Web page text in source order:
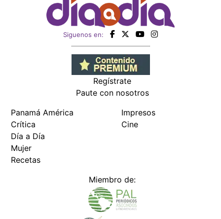
Siguenos en:
Regístrate
Paute con nosotros
Panamá América
Crítica
Día a Día
Mujer
Recetas
Impresos
Cine
Miembro de: